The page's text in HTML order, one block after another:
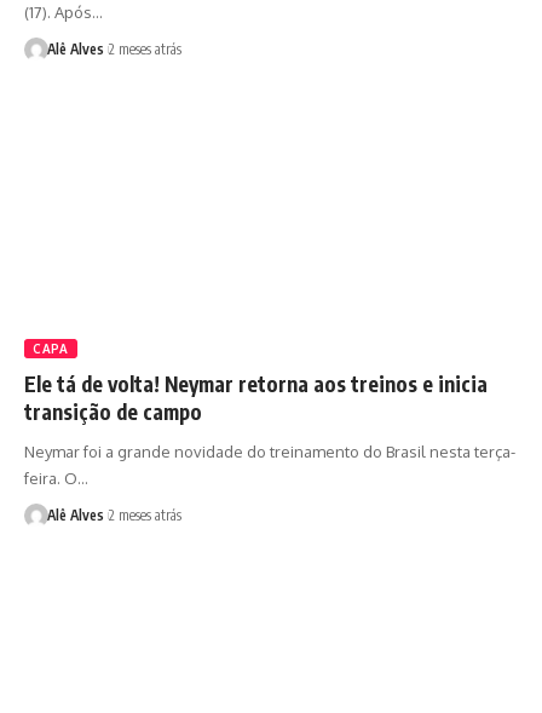
(17). Após…
Alê Alves 2 meses atrás
CAPA
Ele tá de volta! Neymar retorna aos treinos e inicia
transição de campo
Neymar foi a grande novidade do treinamento do Brasil nesta terça-
feira. O…
Alê Alves 2 meses atrás